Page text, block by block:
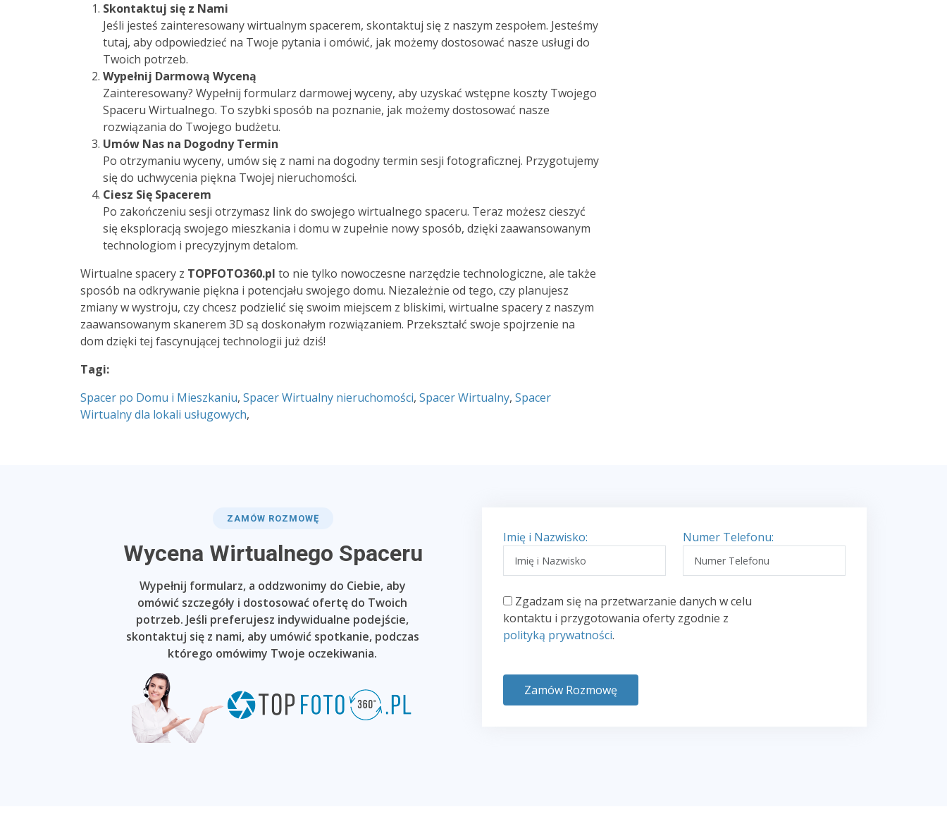
Skontaktuj się z Nami
Jeśli jesteś zainteresowany wirtualnym spacerem, skontaktuj się z naszym zespołem. Jesteśmy
tutaj, aby odpowiedzieć na Twoje pytania i omówić, jak możemy dostosować nasze usługi do
Twoich potrzeb.
Wypełnij Darmową Wyceną
Zainteresowany? Wypełnij formularz darmowej wyceny, aby uzyskać wstępne koszty Twojego
Spaceru Wirtualnego. To szybki sposób na poznanie, jak możemy dostosować nasze
rozwiązania do Twojego budżetu.
Umów Nas na Dogodny Termin
Po otrzymaniu wyceny, umów się z nami na dogodny termin sesji fotograficznej. Przygotujemy
się do uchwycenia piękna Twojej nieruchomości.
Ciesz Się Spacerem
Po zakończeniu sesji otrzymasz link do swojego wirtualnego spaceru. Teraz możesz cieszyć
się eksploracją swojego mieszkania i domu w zupełnie nowy sposób, dzięki zaawansowanym
technologiom i precyzyjnym detalom.
Wirtualne spacery z TOPFOTO360.pl to nie tylko nowoczesne narzędzie technologiczne, ale także
sposób na odkrywanie piękna i potencjału swojego domu. Niezależnie od tego, czy planujesz
zmiany w wystroju, czy chcesz podzielić się swoim miejscem z bliskimi, wirtualne spacery z naszym
zaawansowanym skanerem 3D są doskonałym rozwiązaniem. Przekształć swoje spojrzenie na
dom dzięki tej fascynującej technologii już dziś!
Tagi:
Spacer po Domu i Mieszkaniu, Spacer Wirtualny nieruchomości, Spacer Wirtualny, Spacer
Wirtualny dla lokali usługowych,
ZAMÓW ROZMOWĘ
Wycena Wirtualnego Spaceru
Wypełnij formularz, a oddzwonimy do Ciebie, aby
omówić szczegóły i dostosować ofertę do Twoich
potrzeb. Jeśli preferujesz indywidualne podejście,
skontaktuj się z nami, aby umówić spotkanie, podczas
którego omówimy Twoje oczekiwania.
Imię i Nazwisko: Numer Telefonu:
Zgadzam się na przetwarzanie danych w celu
kontaktu i przygotowania oferty zgodnie z
polityką prywatności.
Zamów Rozmowę